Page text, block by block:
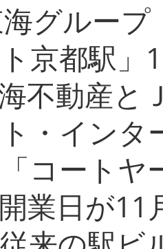
グルー
京都駅」
不動産と
・インタ
コートヤ
業日が11